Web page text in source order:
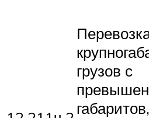
грузов с
габаритов,